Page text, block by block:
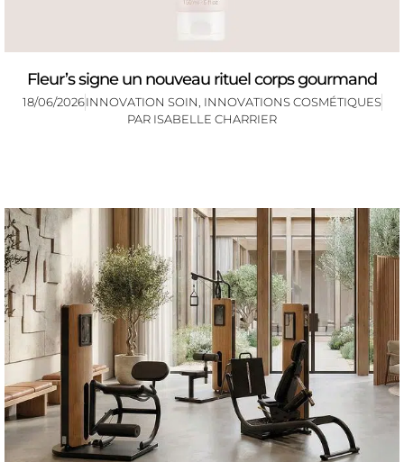
Fleur’s signe un nouveau rituel corps gourmand
18/06/2026INNOVATION SOIN, INNOVATIONS COSMÉTIQUES
PAR ISABELLE CHARRIER